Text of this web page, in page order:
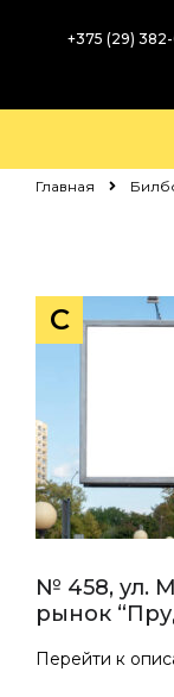
+375 (29)
Главная
С
№ 458, ул.
рынок
Перейти к